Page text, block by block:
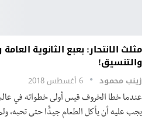
مثلث الانتحار: بعبع الثانوية
والتنسيق!
زينب محمود 6 أغسطس 2018
عندما خطا الخروف قیس أولى خطواته في
یجب علیه أن یأكل الطعام جیدًًا حتى تحبه،